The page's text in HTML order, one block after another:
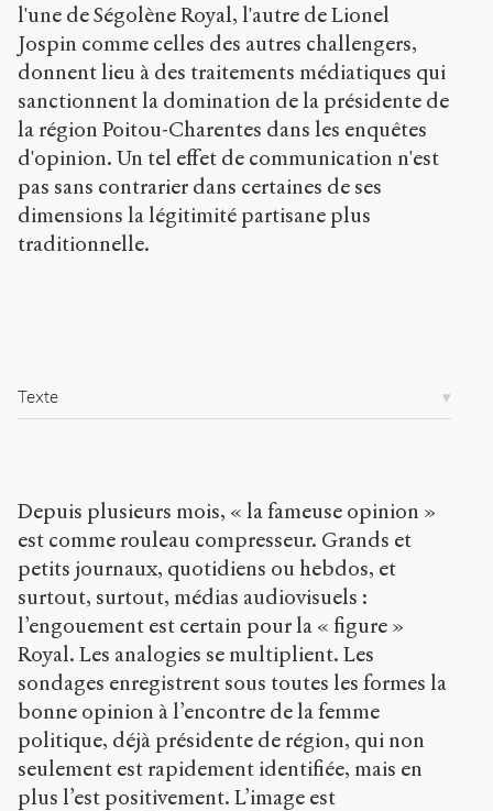
:
/
/
s
e
n
s
-
u
b
g
/
i
c
e
s
/
4
3
/
Copier la
référence
Chicago
l'une de Ségolène Royal, l'autre de Lionel
Jospin comme celles des autres challengers,
donnent lieu à des traitements médiatiques qui
sanctionnent la domination de la présidente de
la région Poitou-Charentes dans les enquêtes
d'opinion. Un tel effet de communication n'est
pas sans contrarier dans certaines de ses
dimensions la légitimité partisane plus
traditionnelle.
Texte
Depuis plusieurs mois, « la fameuse opinion »
est comme rouleau compresseur. Grands et
petits journaux, quotidiens ou hebdos, et
surtout, surtout, médias audiovisuels :
l’engouement est certain pour la « figure »
Royal. Les analogies se multiplient. Les
sondages enregistrent sous toutes les formes la
bonne opinion à l’encontre de la femme
politique, déjà présidente de région, qui non
seulement est rapidement identifiée, mais en
plus l’est positivement. L’image est